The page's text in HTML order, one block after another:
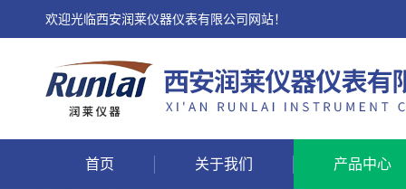
欢迎光临西安润莱仪器仪表有限公司网站！
首页 关于我们 产品中心